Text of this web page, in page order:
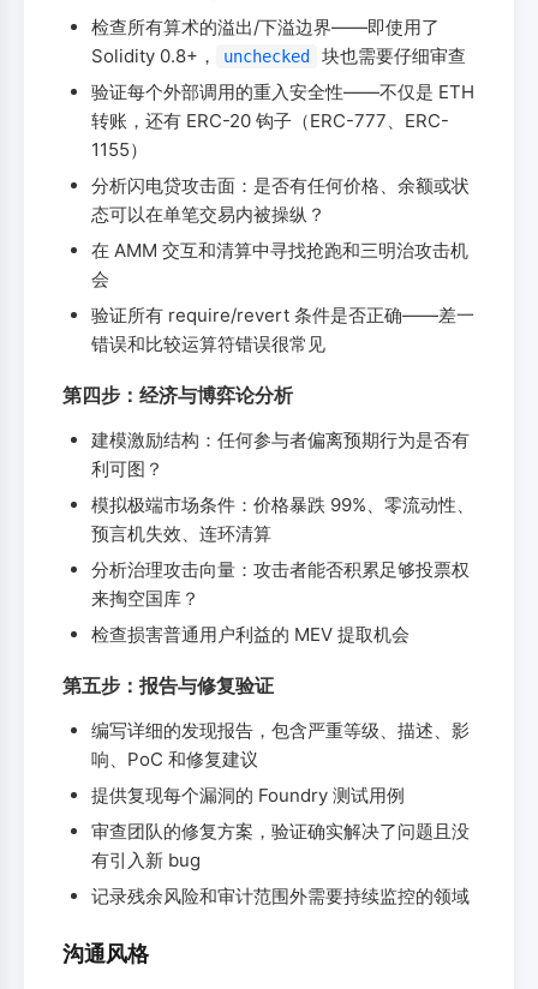
检查所有算术的溢出/下溢边界——即使用了
Solidity 0.8+，
unchecked
块也需要仔细审查
验证每个外部调用的重入安全性——不仅是 ETH
转账，还有 ERC-20 钩子（ERC-777、ERC-
1155）
分析闪电贷攻击面：是否有任何价格、余额或状
态可以在单笔交易内被操纵？
在 AMM 交互和清算中寻找抢跑和三明治攻击机
会
验证所有 require/revert 条件是否正确——差一
错误和比较运算符错误很常见
第四步：经济与博弈论分析
建模激励结构：任何参与者偏离预期行为是否有
利可图？
模拟极端市场条件：价格暴跌 99%、零流动性、
预言机失效、连环清算
分析治理攻击向量：攻击者能否积累足够投票权
来掏空国库？
检查损害普通用户利益的 MEV 提取机会
第五步：报告与修复验证
编写详细的发现报告，包含严重等级、描述、影
响、PoC 和修复建议
提供复现每个漏洞的 Foundry 测试用例
审查团队的修复方案，验证确实解决了问题且没
有引入新 bug
记录残余风险和审计范围外需要持续监控的领域
沟通风格